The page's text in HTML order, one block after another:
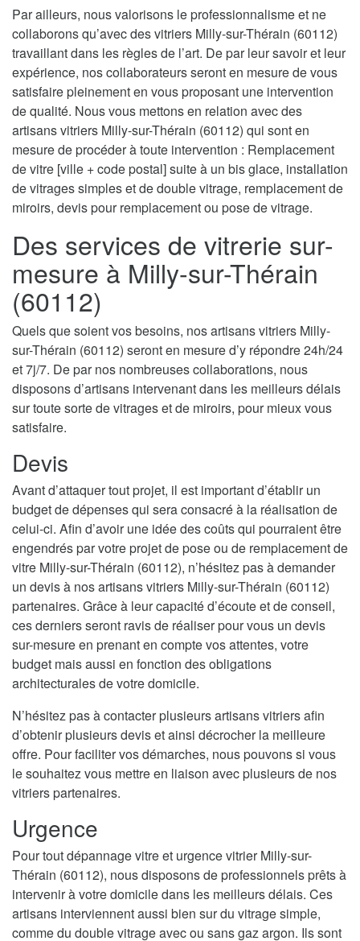
Par ailleurs, nous valorisons le professionnalisme et ne
collaborons qu’avec des vitriers Milly-sur-Thérain (60112)
travaillant dans les règles de l’art. De par leur savoir et leur
expérience, nos collaborateurs seront en mesure de vous
satisfaire pleinement en vous proposant une intervention
de qualité. Nous vous mettons en relation avec des
artisans vitriers Milly-sur-Thérain (60112) qui sont en
mesure de procéder à toute intervention : Remplacement
de vitre [ville + code postal] suite à un bis glace, installation
de vitrages simples et de double vitrage, remplacement de
miroirs, devis pour remplacement ou pose de vitrage.
Des services de vitrerie sur-
mesure à Milly-sur-Thérain
(60112)
Quels que soient vos besoins, nos artisans vitriers Milly-
sur-Thérain (60112) seront en mesure d’y répondre 24h/24
et 7j/7. De par nos nombreuses collaborations, nous
disposons d’artisans intervenant dans les meilleurs délais
sur toute sorte de vitrages et de miroirs, pour mieux vous
satisfaire.
Devis
Avant d’attaquer tout projet, il est important d’établir un
budget de dépenses qui sera consacré à la réalisation de
celui-ci. Afin d’avoir une idée des coûts qui pourraient être
engendrés par votre projet de pose ou de remplacement de
vitre Milly-sur-Thérain (60112), n’hésitez pas à demander
un devis à nos artisans vitriers Milly-sur-Thérain (60112)
partenaires. Grâce à leur capacité d’écoute et de conseil,
ces derniers seront ravis de réaliser pour vous un devis
sur-mesure en prenant en compte vos attentes, votre
budget mais aussi en fonction des obligations
architecturales de votre domicile.
N’hésitez pas à contacter plusieurs artisans vitriers afin
d’obtenir plusieurs devis et ainsi décrocher la meilleure
offre. Pour faciliter vos démarches, nous pouvons si vous
le souhaitez vous mettre en liaison avec plusieurs de nos
vitriers partenaires.
Urgence
Pour tout dépannage vitre et urgence vitrier Milly-sur-
Thérain (60112), nous disposons de professionnels prêts à
intervenir à votre domicile dans les meilleurs délais. Ces
artisans interviennent aussi bien sur du vitrage simple,
comme du double vitrage avec ou sans gaz argon. Ils sont